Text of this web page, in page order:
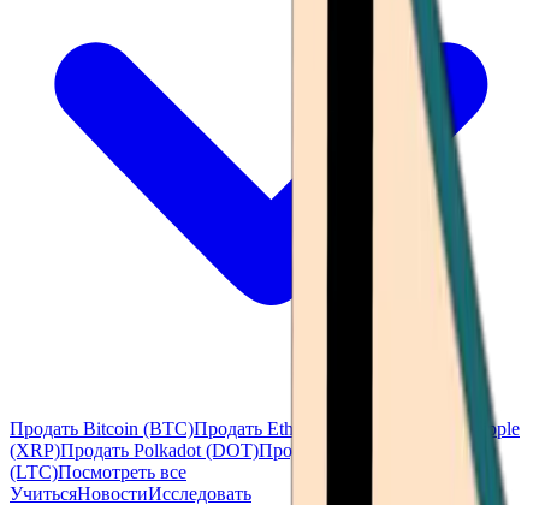
Продать Bitcoin (BTC)Продать Ethereum (ETH)
Продать Ripple
(XRP)Продать Polkadot (DOT)Продать Litecoin
(LTC)Посмотреть все
УчитьсяНовостиИсследовать